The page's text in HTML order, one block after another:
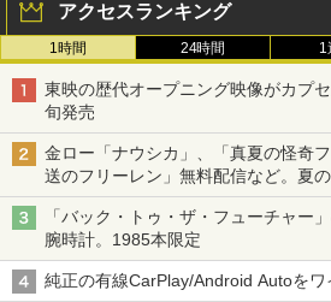
アクセスランキング
1時間 24時間 1
東映の歴代オープニング映像がカプ
旬発売
金ロー「ナウシカ」、「真夏の怪奇
送のフリーレン」無料配信など。夏
「バック・トゥ・ザ・フューチャー
腕時計。1985本限定
純正の有線CarPlay/Android Autoをワ